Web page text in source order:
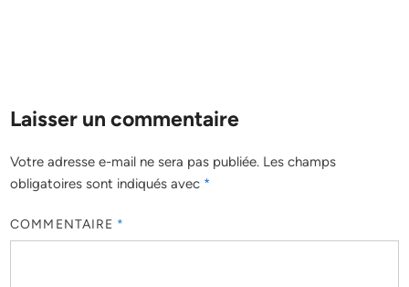
Laisser un commentaire
Votre adresse e-mail ne sera pas publiée. Les champs
obligatoires sont indiqués avec *
COMMENTAIRE *